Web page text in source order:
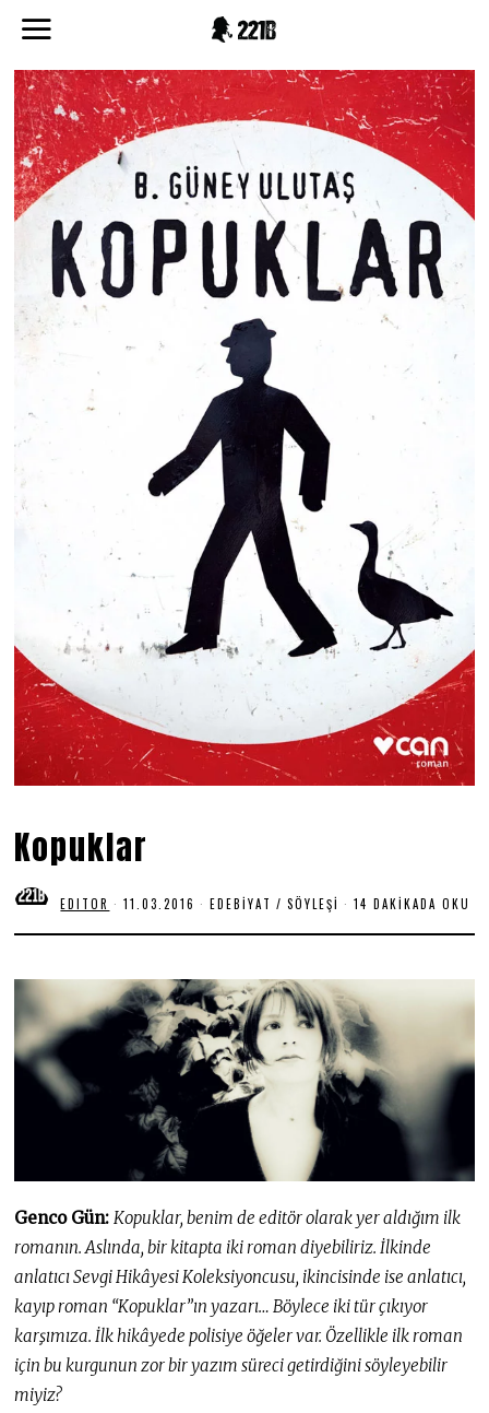
Kopuklar
EDITOR 11.03.2016 1
.
.
2
0
2
0
EDEBIYAT / SÖYLEŞI 14 DAKIKADA OKU
Genco Gün: Kopuklar, benim de editör olarak yer aldığım ilk
romanın. Aslında, bir kitapta iki roman diyebiliriz. İlkinde
anlatıcı Sevgi Hikâyesi Koleksiyoncusu, ikincisinde ise anlatıcı,
kayıp roman “Kopuklar”ın yazarı… Böylece iki tür çıkıyor
karşımıza. İlk hikâyede polisiye öğeler var. Özellikle ilk roman
için bu kurgunun zor bir yazım süreci getirdiğini söyleyebilir
miyiz?